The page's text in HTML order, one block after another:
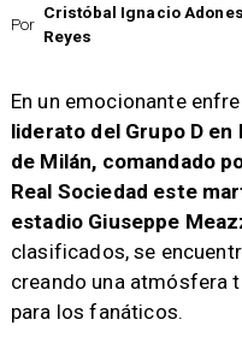
Por
Cristóbal Ignacio Adones
Reyes
​En un emocionante
liderato del Grupo D en
de Milán, comandado
Real Sociedad este
estadio Giuseppe
clasificados, se
creando una atmósfera
para los fanáticos.